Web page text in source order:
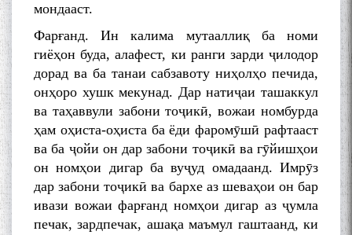
мондааст.
Фарғанд. Ин калима мутааллиқ ба номи
гиёҳон буда, алафест, ки ранги зарди ҷилодор
дорад ва ба танаи сабзавоту ниҳолҳо печида,
онҳоро хушк мекунад. Дар натиҷаи ташаккул
ва таҳаввули забони тоҷикӣ, вожаи номбурда
ҳам оҳиста-оҳиста ба ёди фаромӯшӣ рафтааст
ва ба ҷойи он дар забони тоҷикӣ ва гӯйишҳои
он номҳои дигар ба вуҷуд омадаанд. Имрӯз
дар забони тоҷикӣ ва бархе аз шеваҳои он бар
ивази вожаи фарғанд номҳои дигар аз ҷумла
печак, зардпечак, ашақа маъмул гаштаанд, ки